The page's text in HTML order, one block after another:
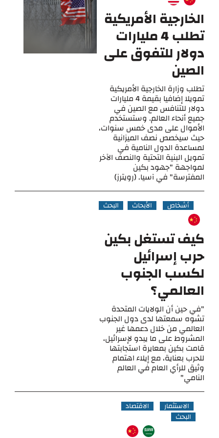
الخارجية الأمريكية
تطلب 4 مليارات
دولار للتفوق على
الصين
تطلب وزارة الخارجية الأمريكية
تمويلا إضافيا بقيمة 4 مليارات
دولار للتنافس مع الصين في
جميع أنحاء العالم. وستستخدم
الأموال على مدى خمس سنوات،
حيث سيخصص نصف الميزانية
لمساعدة الدول النامية في
تمويل البنية التحتية والنصف الآخر
لمواجهة "جهود بكين
المفترسة" في آسيا. (رويترز)
أشخاص الأبحاث البحث
كيف تستغل بكين
حرب إسرائيل
لكسب الجنوب
العالمي؟
"في حين أن الولايات المتحدة
تشوه سمعتها لدى دول الجنوب
العالمي من خلال دعمها غير
المشروط على ما يبدو لإسرائيل،
قامت بكين بمعايرة استجابتها
للحرب بعناية، مع إيلاء اهتمام
وثيق للرأي العام في العالم
النامي"
الاستثمار
الاقتصاد
البحث